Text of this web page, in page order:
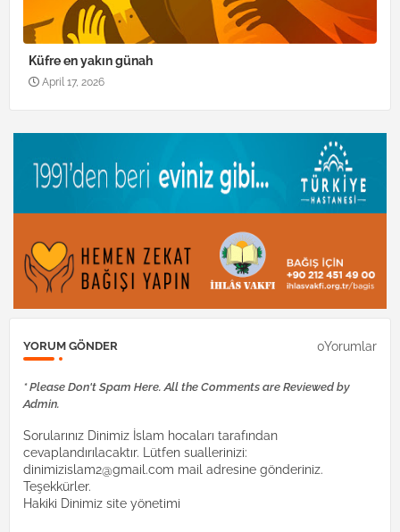
Küfre en yakın günah
April 17, 2026
YORUM GÖNDER 0Yorumlar
* Please Don't Spam Here. All the Comments are Reviewed by
Admin.
Sorularınız Dinimiz İslam hocaları tarafından
cevaplandırılacaktır. Lütfen suallerinizi:
dinimizislam2@gmail.com mail adresine gönderiniz.
Teşekkürler.
Hakiki Dinimiz site yönetimi